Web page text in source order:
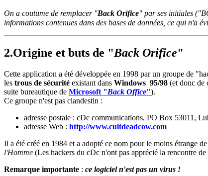
On a coutume de remplacer "Back Orifice" par ses initiales
informations contenues dans des bases de données, ce qui n'a
2.Origine et buts de "Back Orifice"
Cette application a été développée en 1998 par un groupe de
les trous de sécurité existant dans Windows 95/98 (et donc de
suite bureautique de Microsoft "Back Office").
Ce groupe n'est pas clandestin :
adresse postale : cDc communications, PO Box 53011,
adresse Web : http://www.cultdeadcow.com
Il a été créé en 1984 et a adopté ce nom pour le moins étrange
l'Homme (Les hackers du cDc n'ont pas apprécié la rencontre de
Remarque importante : ce logiciel n'est pas un virus !